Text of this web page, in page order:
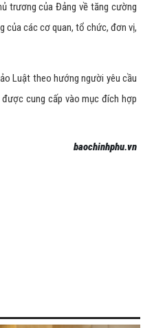
trương của Đảng về tăng cường
của các cơ quan, tổ chức, đơn vị,
Luật theo hướng người yêu cầu
cung cấp vào mục đích hợp
baochinhphu.vn